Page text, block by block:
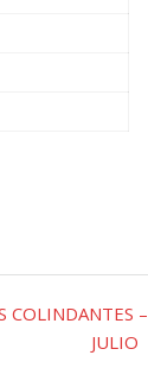
COLINDANTES –
JULIO